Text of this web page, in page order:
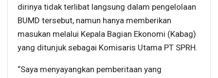
dirinya tidak terlibat langsung dalam pengelolaan
BUMD tersebut, namun hanya memberikan
masukan melalui Kepala Bagian Ekonomi (Kabag)
yang ditunjuk sebagai Komisaris Utama PT SPRH.
“Saya menyayangkan pemberitaan yang